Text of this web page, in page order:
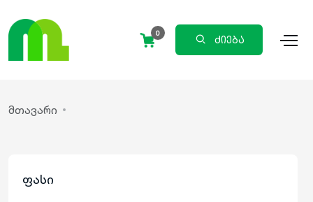
0
ძიება
მთავარი
ფასი